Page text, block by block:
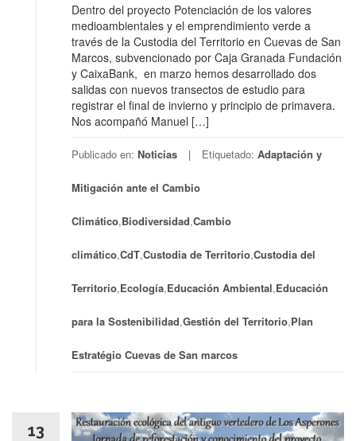
Dentro del proyecto Potenciación de los valores
medioambientales y el emprendimiento verde a
través de la Custodia del Territorio en Cuevas de San
Marcos, subvencionado por Caja Granada Fundación
y CaixaBank, en marzo hemos desarrollado dos
salidas con nuevos transectos de estudio para
registrar el final de invierno y principio de primavera.
Nos acompañó Manuel […]
Publicado en: Noticias Etiquetado: Adaptación y
Mitigación ante el Cambio
Climático,Biodiversidad,Cambio
climático,CdT,Custodia de Territorio,Custodia del
Territorio,Ecología,Educación Ambiental,Educación
para la Sostenibilidad,Gestión del Territorio,Plan
Estratégio Cuevas de San marcos
13